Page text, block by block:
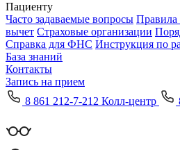
Пациенту
Часто задаваемые вопросы Правила
вычет Страховые организации
Справка для ФНС Инструкция по
База знаний
Контакты
Запись на прием
8 861 212-7-212 Колл-центр